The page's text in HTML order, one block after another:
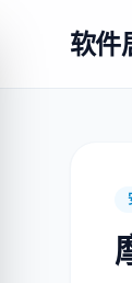
软件